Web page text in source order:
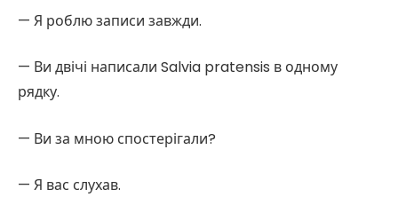
— Я роблю записи завжди.
— Ви двічі написали Salvia pratensis в одному
рядку.
— Ви за мною спостерігали?
— Я вас слухав.